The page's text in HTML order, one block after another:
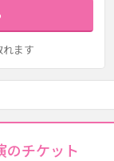
ます
のチケット